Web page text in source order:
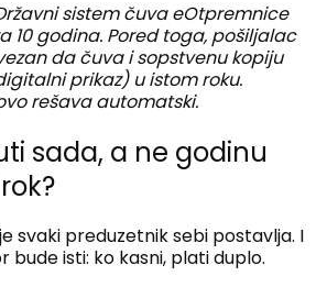
sistem čuva eOtpremnice
10 godina. Pored toga, pošiljalac
da čuva i sopstvenu kopiju
prikaz) u istom roku.
rešava automatski.
sada, a ne godinu
svaki preduzetnik sebi postavlja. I
bude isti: ko kasni, plati duplo.